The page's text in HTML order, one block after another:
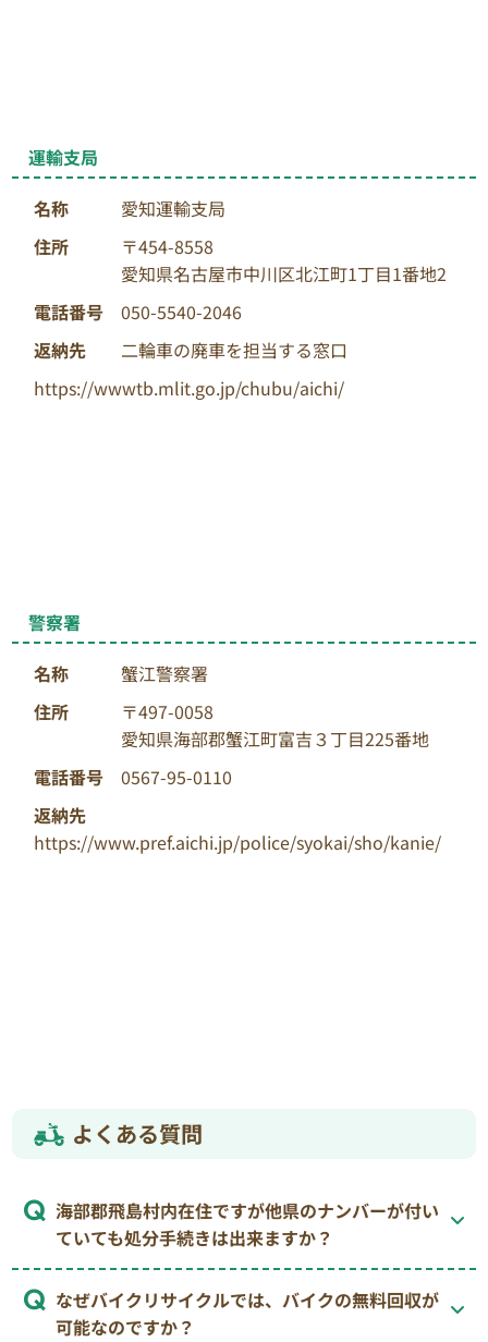
運輸支局
名称
愛知運輸支局
住所
〒454-8558
愛知県名古屋市中川区北江町1丁目1番地2
電話番号
050-5540-2046
返納先
二輪車の廃車を担当する窓口
https://wwwtb.mlit.go.jp/chubu/aichi/
警察署
名称
蟹江警察署
住所
〒497-0058
愛知県海部郡蟹江町富吉３丁目225番地
電話番号
0567-95-0110
返納先
https://www.pref.aichi.jp/police/syokai/sho/kanie/
よくある質問
海部郡飛島村内在住ですが他県のナンバーが付い
ていても処分手続きは出来ますか？
なぜバイクリサイクルでは、バイクの無料回収が
可能なのですか？